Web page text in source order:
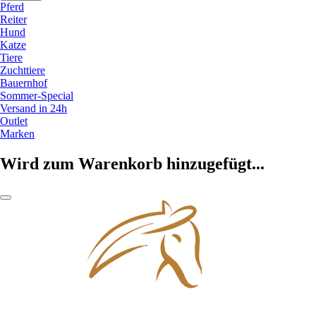
Pferd
Reiter
Hund
Katze
Tiere
Zuchttiere
Bauernhof
Sommer-Special
Versand in 24h
Outlet
Marken
Wird zum Warenkorb hinzugefügt...